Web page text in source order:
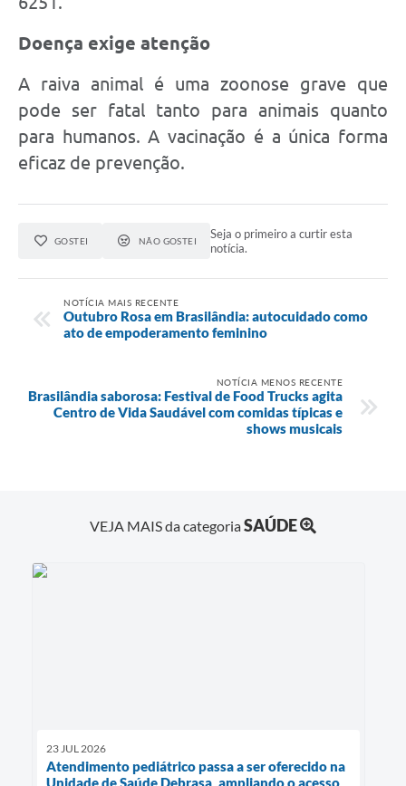
Doença exige atenção
A raiva animal é uma zoonose grave que
pode ser fatal tanto para animais quanto
para humanos. A vacinação é a única forma
eficaz de prevenção.
GOSTEI NÃO GOSTEI
Seja o primeiro a curtir esta
notícia.
NOTÍCIA MAIS RECENTE
Outubro Rosa em Brasilândia: autocuidado como
ato de empoderamento feminino
NOTÍCIA MENOS RECENTE
Brasilândia saborosa: Festival de Food Trucks agita
Centro de Vida Saudável com comidas típicas e
shows musicais
VEJA MAIS da categoriaSAÚDE
23 JUL 2026
Atendimento pediátrico passa a ser oferecido na
Unidade de Saúde Debrasa, ampliando o acesso